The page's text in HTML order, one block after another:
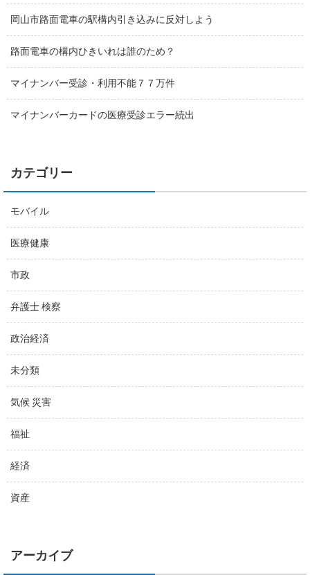
岡山市路面電車の駅構内引き込みに反対しよう
路面電車の構内ひきいれは誰のため？
マイナンバー受診・利用不能７７万件
マイナンバーカードの医療受診エラー続出
カテゴリー
モバイル
医療健康
市政
弁護士 検察
政治経済
未分類
気候 災害
福祉
経済
資産
アーカイブ